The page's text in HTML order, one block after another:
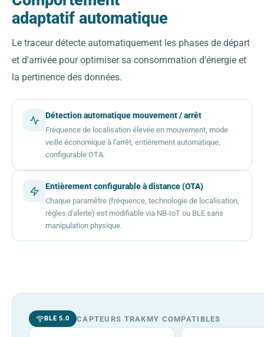
adaptatif automatique
Le traceur détecte automatiquement les phases de départ
et d'arrivée pour optimiser sa consommation d'énergie et
la pertinence des données.
Détection automatique mouvement / arrêt
Fréquence de localisation élevée en mouvement, mode
veille économique à l'arrêt, entièrement automatique,
configurable OTA.
Entièrement configurable à distance (OTA)
Chaque paramètre (fréquence, technologie de localisation,
règles d'alerte) est modifiable via NB-IoT ou BLE sans
manipulation physique.
BLE 5.0 CAPTEURS TRAKMY COMPATIBLES